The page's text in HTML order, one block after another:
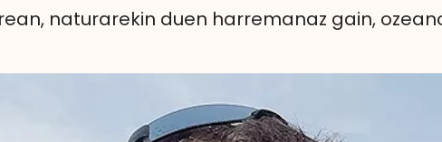
naturarekin duen harremanaz gain,